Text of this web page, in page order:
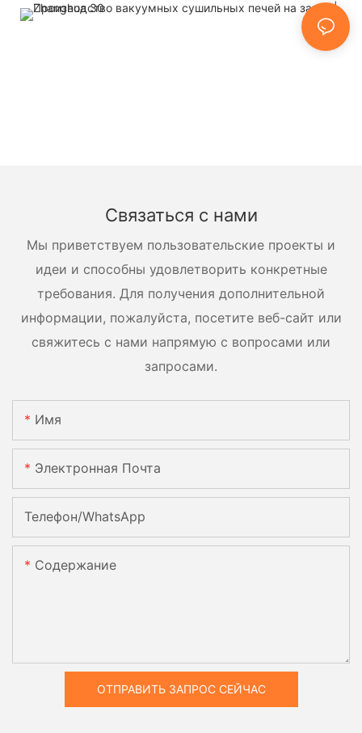
Связаться с нами
Мы приветствуем пользовательские проекты и
идеи и способны удовлетворить конкретные
требования. Для получения дополнительной
информации, пожалуйста, посетите веб-сайт или
свяжитесь с нами напрямую с вопросами или
запросами.
Имя
Электронная Почта
Телефон/WhatsApp
Содержание
ОТПРАВИТЬ ЗАПРОС СЕЙЧАС